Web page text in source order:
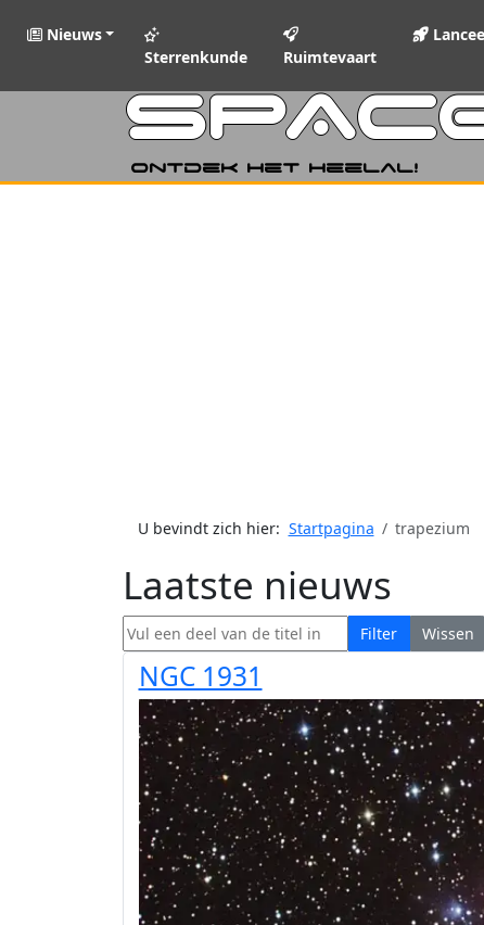
Nieuws
Sterrenkunde
Ruimtevaart
Ontdek het heelal!
U bevindt zich hier: Startpagina trapezium
Laatste nieuws
Vul een deel van de titel in Filter Wissen
NGC 1931